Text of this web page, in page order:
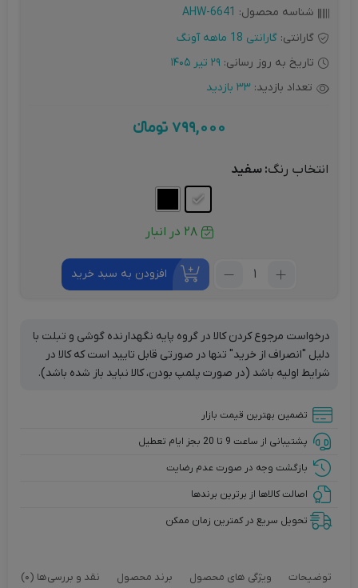
شناسه محصول: AHW-6641
گارانتی: گارانتی 18 ماهه آونگ
تاریخ به روز رسانی: 29 تیر 1405
تعداد بازدید: 33 بازدید
799,000 تومانءء
انتخاب رنگ: سفید
28 در انبار
تعداد:
موبایل
بیسوس
مدل
HP008
افزودن به سبد خرید
درخواست مرجوع کردن کالا در گروه پایه نگهدارنده گوشی و تبلت با
دلیل "انصراف از خرید" تنها در صورتی قابل تایید است که کالا در
شرایط اولیه باشد (در صورت پلمپ بودن، کالا نباید باز شده باشد).
تضمین بهترین قیمت بازار
پشتیبانی از ساعت 9 تا 20 بجز ایام تعطیل
بازگشت وجه در صورت عدم رضایت
اصالت کالاها از برترین برندها
تحویل سریع در کمترین زمان ممکن
توضیحات ویژگی های محصول برند محصول نقد و بررسی‌ها (0)